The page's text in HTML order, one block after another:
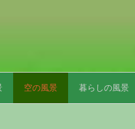
空の風景 暮らしの風景